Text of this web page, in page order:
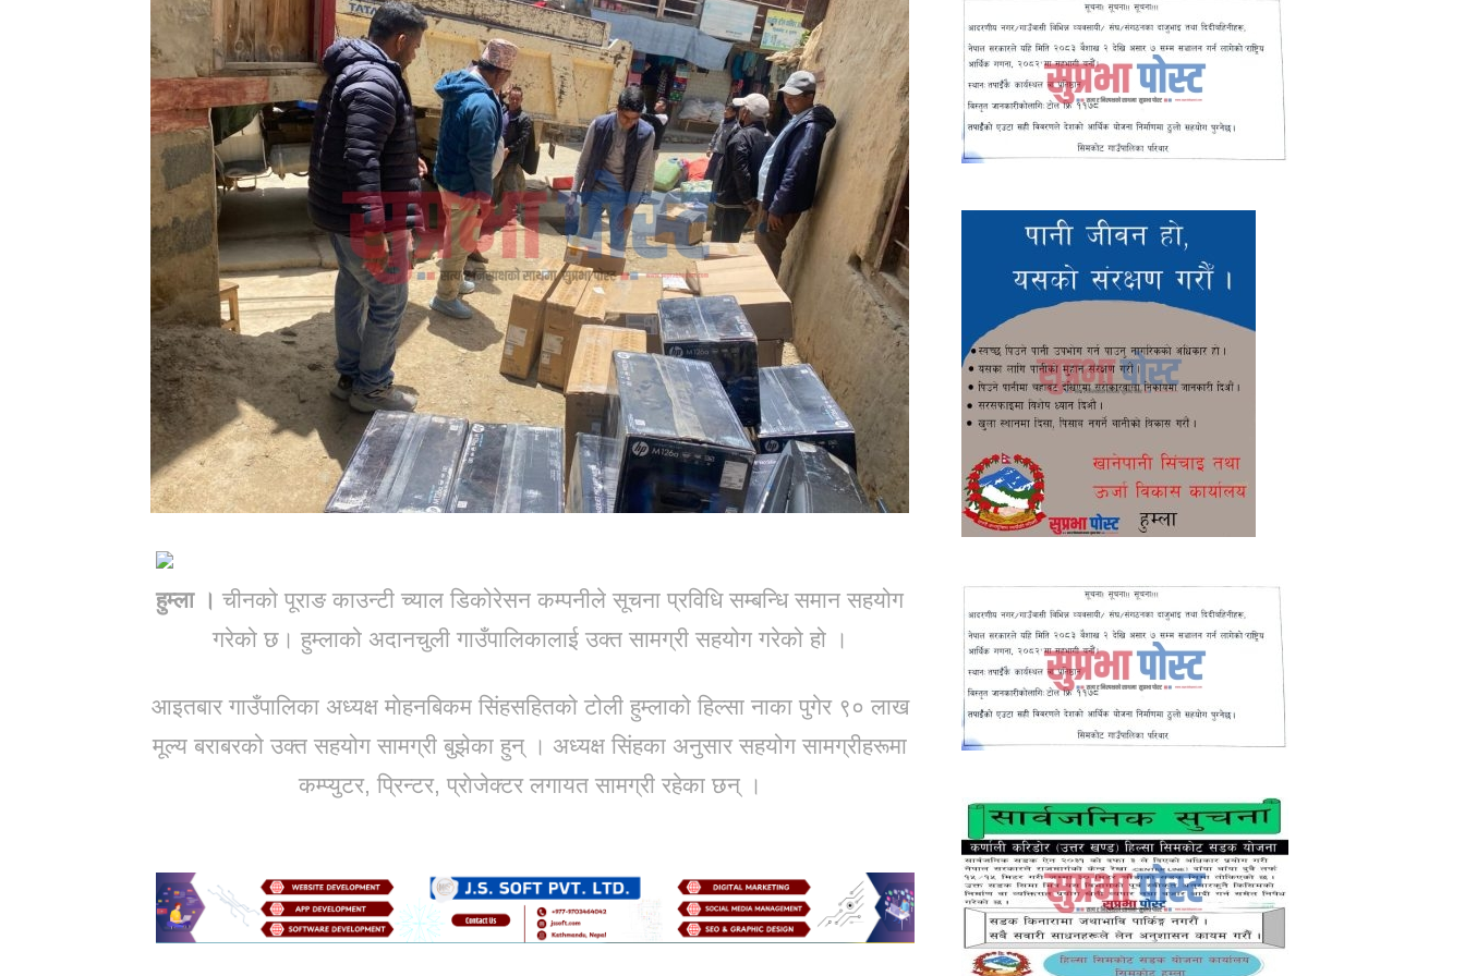
हुम्ला । चीनको पूराङ काउन्टी च्याल डिकोरेसन कम्पनीले सूचना प्रविधि सम्बन्धि समान सहयोग
गरेको छ। हुम्लाको अदानचुली गाउँपालिकालाई उक्त सामग्री सहयोग गरेको हो ।
आइतबार गाउँपालिका अध्यक्ष माेहनबिकम सिंहसहितको टोली हुम्लाको हिल्सा नाका पुगेर ९० लाख
मूल्य बराबरको उक्त सहयोग सामग्री बुझेका हुन् । अध्यक्ष सिंहका अनुसार सहयोग सामग्रीहरूमा
कम्प्युटर, प्रिन्टर, प्राेजेक्टर लगायत सामग्री रहेका छन् ।